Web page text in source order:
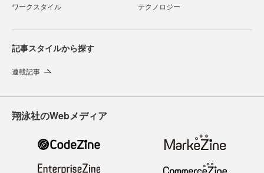
ワークスタイル テクノロジー
記事スタイルから探す
連載記事
翔泳社のWebメディア